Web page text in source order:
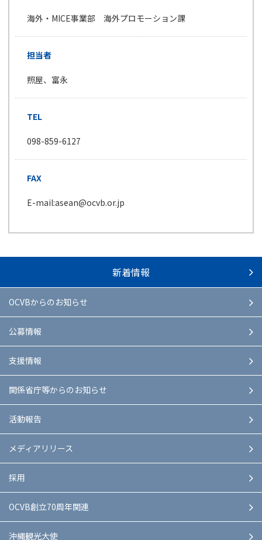
海外・MICE事業部 海外プロモーション課
担当者
照屋、富永
TEL
098-859-6127
FAX
E-mail:asean@ocvb.or.jp
新着情報
OCVBからのお知らせ
公募情報
支援情報
関係省庁等からのお知らせ
活動報告
メディアリリース
採用
OCVB創立70周年関連
沖縄観光大使